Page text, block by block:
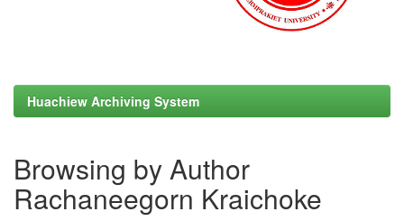
Huachiew Archiving System
Browsing by Author
Rachaneegorn Kraichoke